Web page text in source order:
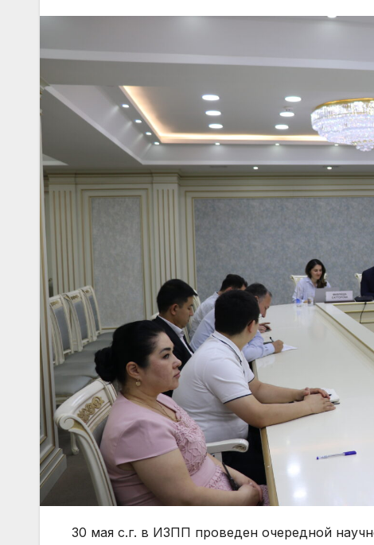
30 мая с.г. в ИЗПП проведен очередной